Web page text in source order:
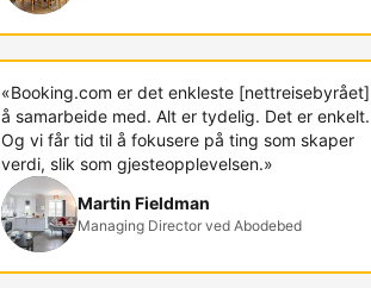
«Booking.com er det enkleste [nettreisebyrået]
å samarbeide med. Alt er tydelig. Det er enkelt.
Og vi får tid til å fokusere på ting som skaper
verdi, slik som gjesteopplevelsen.»
Martin Fieldman
Managing Director ved Abodebed